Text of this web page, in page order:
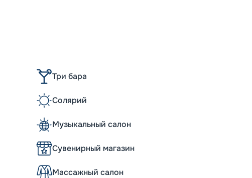
Три бара
Солярий
Музыкальный салон
Сувенирный магазин
Массажный салон